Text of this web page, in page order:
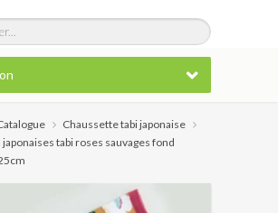
Chaussette tabi japonaise
tabi roses sauvages fond